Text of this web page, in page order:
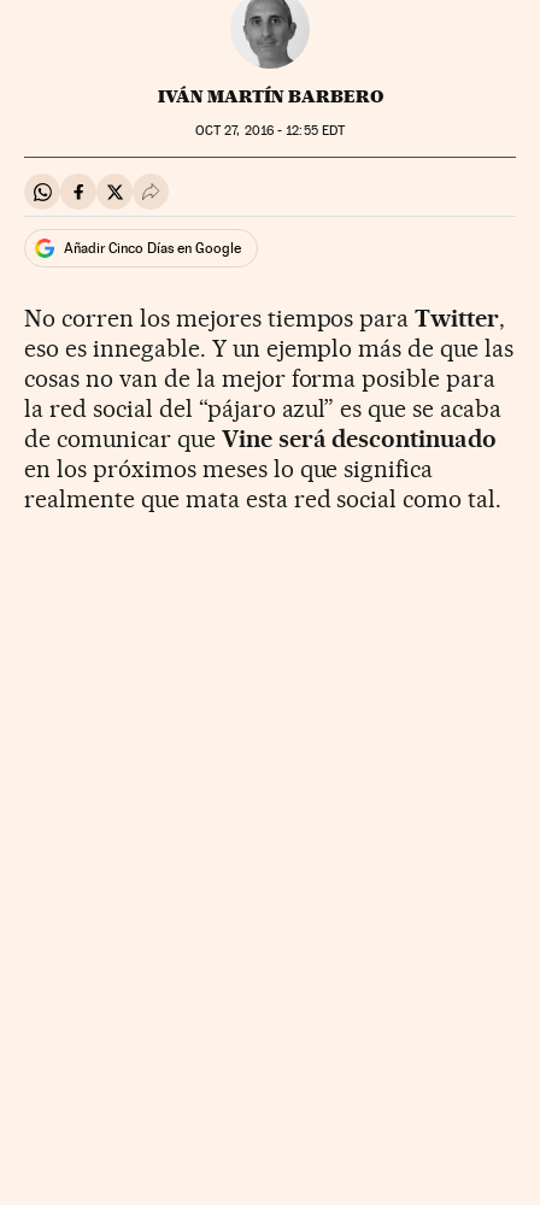
IVÁN MARTÍN BARBERO
OCT27, 2016 - 12:55EDT
Compartir en Whatsapp
Compartir en Facebook
Compartir en Twitter
Desplegar Redes Sociales
Añadir Cinco Días en Google
No corren los mejores tiempos paraTwitter,
eso es innegable. Y un ejemplo más de que las
cosas no van de la mejor forma posible para
la red social del “pájaro azul” es que se acaba
de comunicar que Vine será descontinuado
en los próximos meses lo que significa
realmente que mata esta red social como tal.